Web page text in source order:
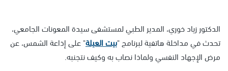
الدكتور زياد خوري، المدير الطبي لمستشفى سيدة المعونات الجامعي،
تحدث في مداخلة هاتفية لبرنامج "بيت العيلة" على إذاعة الشمس، عن
مرض الإجهاد النفسي ولماذا نصاب به وكيف نتجنبه.